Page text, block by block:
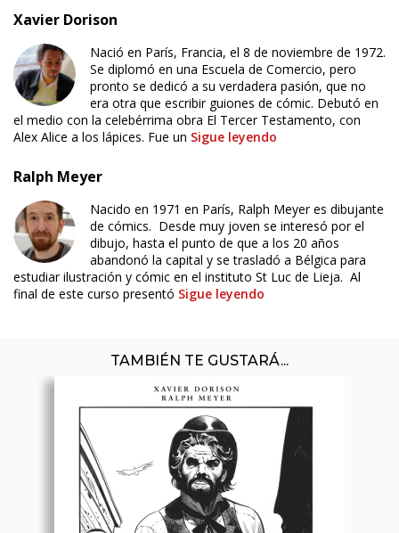
Xavier Dorison
Nació en París, Francia, el 8 de noviembre de 1972.
Se diplomó en una Escuela de Comercio, pero
pronto se dedicó a su verdadera pasión, que no
era otra que escribir guiones de cómic. Debutó en
el medio con la celebérrima obra El Tercer Testamento, con
Alex Alice a los lápices. Fue un Sigue leyendo
Ralph Meyer
Nacido en 1971 en París, Ralph Meyer es dibujante
de cómics. Desde muy joven se interesó por el
dibujo, hasta el punto de que a los 20 años
abandonó la capital y se trasladó a Bélgica para
estudiar ilustración y cómic en el instituto St Luc de Lieja. Al
final de este curso presentó Sigue leyendo
TAMBIÉN TE GUSTARÁ...